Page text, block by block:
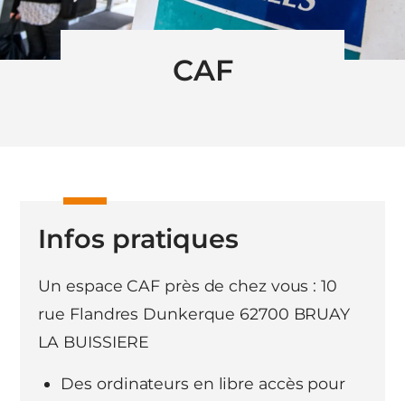
CAF
Infos pratiques
Un espace CAF près de chez vous : 10
rue Flandres Dunkerque 62700 BRUAY
LA BUISSIERE
Des ordinateurs en libre accès pour